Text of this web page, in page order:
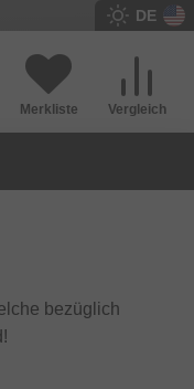
DE
Vergleich
Merkliste
bezüglich